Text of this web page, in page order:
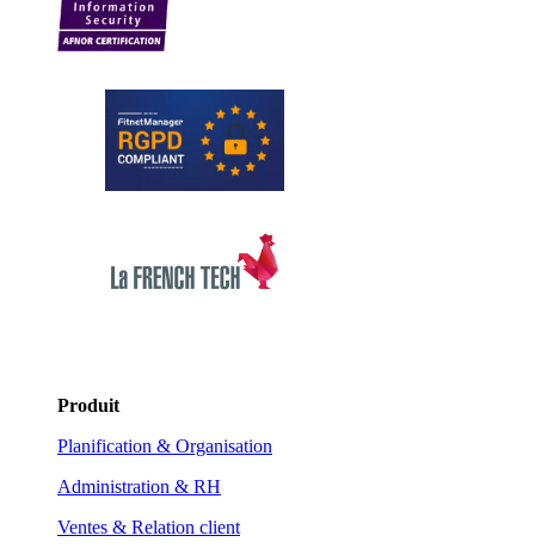
Produit
Planification & Organisation
Administration & RH
Ventes & Relation client